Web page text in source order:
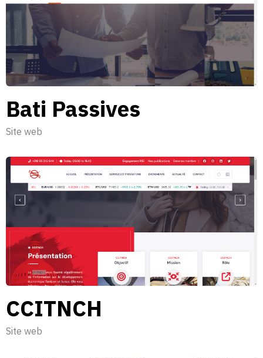
Bati Passives
Site web
CCITNCH
Site web